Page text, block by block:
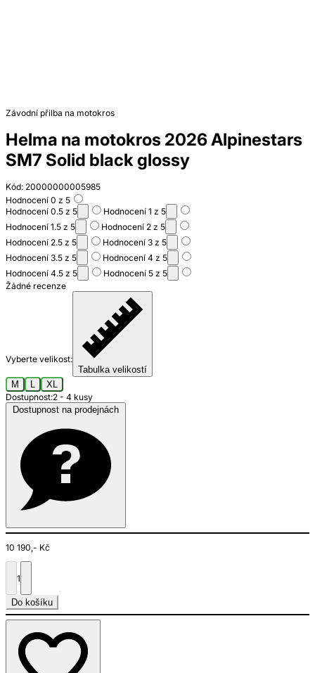
Závodní přilba na motokros
Helma na motokros 2026 Alpinestars
SM7 Solid black glossy
Kód: 20000000005985
Hodnocení 0 z 5
Hodnocení 0.5 z 5
Hodnocení 1 z 5
Hodnocení 1.5 z 5
Hodnocení 2 z 5
Hodnocení 2.5 z 5
Hodnocení 3 z 5
Hodnocení 3.5 z 5
Hodnocení 4 z 5
Hodnocení 4.5 z 5
Hodnocení 5 z 5
Žádné recenze
Vyberte velikost:
Tabulka velikostí
M
L
XL
Dostupnost:2 - 4 kusy
10 190,- Kč
1
Do košíku